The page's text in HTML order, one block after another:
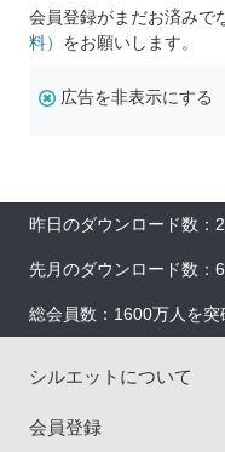
会員登録がまだお済みで
料） をお願いします。
広告を非表示にする
昨日のダウンロード数：
先月のダウンロード数：
総会員数：1600万人を突
シルエットについて
会員登録